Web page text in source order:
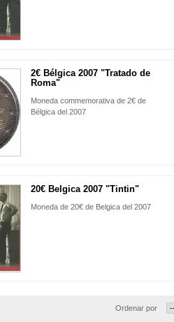
2€ Bélgica 2007 "Tratado de
Roma"
Moneda commemorativa de 2€ de
Bélgica del 2007
20€ Belgica 2007 "Tintin"
Moneda de 20€ de Belgica del 2007
Ordenar por